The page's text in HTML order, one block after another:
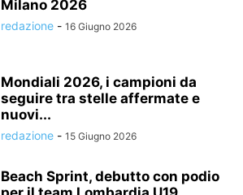
Milano 2026
redazione - 16 Giugno 2026
Mondiali 2026, i campioni da
seguire tra stelle affermate e
nuovi...
redazione - 15 Giugno 2026
Beach Sprint, debutto con podio